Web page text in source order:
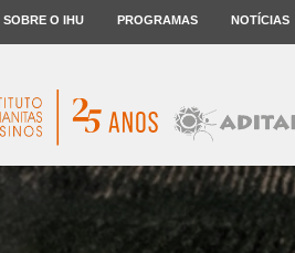
SOBRE O IHU PROGRAMAS NOTÍCIAS